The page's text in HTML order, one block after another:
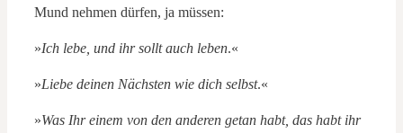
Mund nehmen dürfen, ja müssen:
»Ich lebe, und ihr sollt auch leben.«
»Liebe deinen Nächsten wie dich selbst.«
»Was Ihr einem von den anderen getan habt, das habt ihr